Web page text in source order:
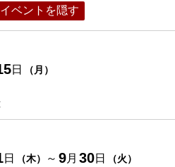
ポーツ
グルメ
ベントを隠す
日 （月 ）
日 （木） ～ 9月 30日 （火）